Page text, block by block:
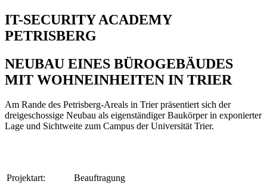
IT-SECURITY ACADEMY
PETRISBERG
NEUBAU EINES BÜROGEBÄUDES
MIT WOHNEINHEITEN IN TRIER
Am Rande des Petrisberg-Areals in Trier präsentiert sich der
dreigeschossige Neubau als eigenständiger Baukörper in exponierter
Lage und Sichtweite zum Campus der Universität Trier.
Projektart: Beauftragung